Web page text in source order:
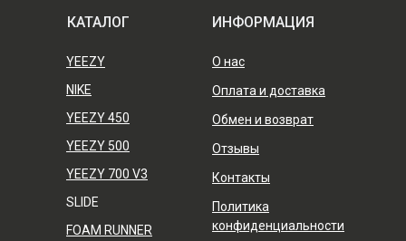
КАТАЛОГ ИНФОРМАЦИЯ
YEEZY
YEEZY 500
SLIDE
YEEZY 700 V3
О нас
Оплата и доставка
Отзывы
Контакты
Политика
конфиденциальности
FOAM RUNNER
Обмен и возврат
NIKE
YEEZY 450